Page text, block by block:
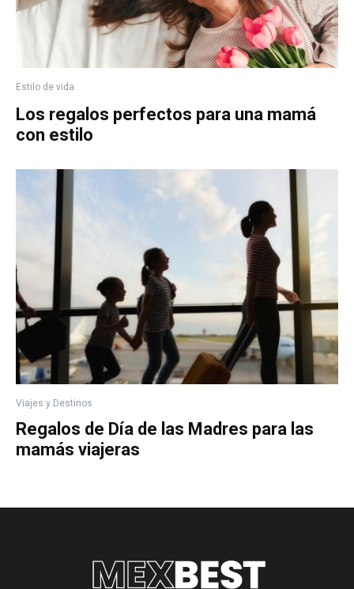
Estilo de vida
Los regalos perfectos para una mamá
con estilo
Viajes y Destinos
Regalos de Día de las Madres para las
mamás viajeras